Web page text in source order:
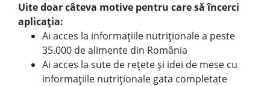
Uite doar câteva motive pentru care să încerci
aplicația:
Ai acces la informațiile nutriționale a peste
35.000 de alimente din România
Ai acces la sute de rețete și idei de mese cu
informațiile nutriționale gata completate